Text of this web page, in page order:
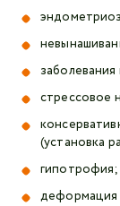
стрессовое
(установка
гипотрофия;
деформация